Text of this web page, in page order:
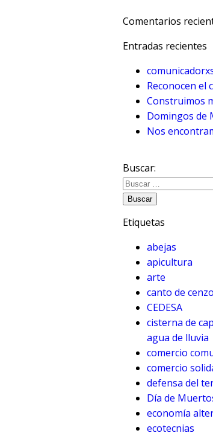
Comentarios
Entradas recientes
Reconocen el
Construimos
Domingos de
Nos
Buscar:
Etiquetas
abejas
apicultura
arte
canto de
CEDESA
cisterna de
agua de lluvia
comercio
comercio
defensa del
Día de
economía
ecotecnias